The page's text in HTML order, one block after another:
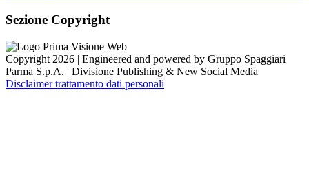
Sezione Copyright
Copyright 2026 | Engineered and powered by Gruppo Spaggiari
Parma S.p.A. | Divisione Publishing & New Social Media
Disclaimer trattamento dati personali